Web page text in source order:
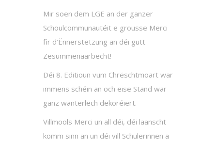
Mir soen dem LGE an der ganzer
Schoulcommunautéit e grousse Merci
fir d’Ënnerstëtzung an déi gutt
Zesummenaarbecht!
Déi 8. Editioun vum Chrëschtmoart war
immens schéin an och eise Stand war
ganz wanterlech dekoréiert.
Villmools Merci un all déi, déi laanscht
komm sinn an un déi vill Schülerinnen a